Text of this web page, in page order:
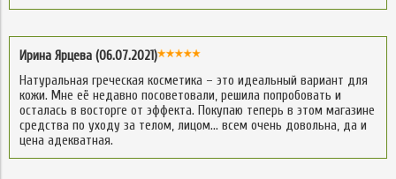
Ирина Ярцева (06.07.2021)
Натуральная греческая косметика – это идеальный вариант для
кожи. Мне её недавно посоветовали, решила попробовать и
осталась в восторге от эффекта. Покупаю теперь в этом магазине
средства по уходу за телом, лицом… всем очень довольна, да и
цена адекватная.